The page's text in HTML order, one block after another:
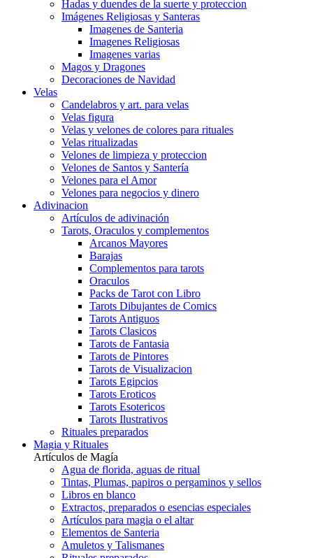
Hadas y duendes de la suerte y proteccion
Imágenes Religiosas y Santeras
Imagenes de Santeria
Imagenes Religiosas
Imagenes varias
Magos y Dragones
Decoraciones de Navidad
Velas
Candelabros y art. para velas
Velas figura
Velas y velones de colores para rituales
Velas ritualizadas
Velones de limpieza y proteccion
Velones de Santos y Santería
Velones para el Amor
Velones para negocios y dinero
Adivinacion
Artículos de adivinación
Tarots, Oraculos y complementos
Arcanos Mayores
Barajas
Complementos para tarots
Oraculos
Packs de Tarot con Libro
Tarots Dibujantes de Comics
Tarots Antiguos
Tarots Clasicos
Tarots de Fantasia
Tarots de Pintores
Tarots de Visualizacion
Tarots Egipcios
Tarots Eroticos
Tarots Esotericos
Tarots Ilustrativos
Rituales preparados
Magia y Rituales
Artículos de Magía
Agua de florida, aguas de ritual
Tintas, Plumas, papiros o pergaminos y sellos
Libros en blanco
Extractos, preparados o esencias especiales
Artículos para magia o el altar
Elementos de Santeria
Amuletos y Talismanes